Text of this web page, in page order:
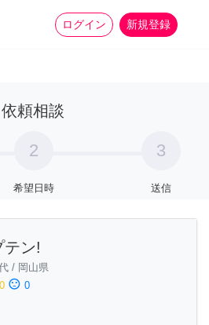
ログイン 新規登録
家事 more_horiz
依頼相談
2
希望日時
3
送信
テン!
/ 岡山県
0 sentiment_dissatisfied 0